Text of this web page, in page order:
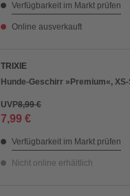
Verfügbarkeit im Markt prüfen
Online ausverkauft
TRIXIE
Hunde-Geschirr »Premium«,
UVP8,99 €
7,99 €
Verfügbarkeit im Markt prüfen
Nicht online erhältlich